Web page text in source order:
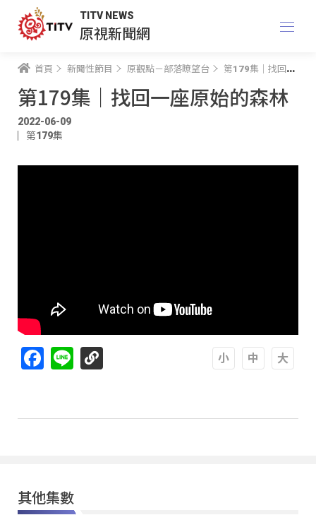
TITV NEWS
原視新聞網
首頁 新聞性節目 原觀點－部落瞭望台 第179集｜找回一座原始的森林
第179集｜找回一座原始的森林
2022-06-09
第179集
Facebook
Line
其他集數